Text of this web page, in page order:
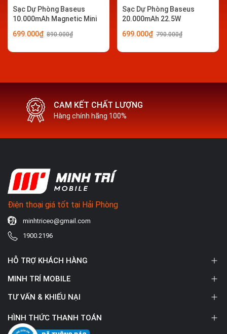
Sạc Dự Phòng Baseus
10.000mAh Magnetic Mini
699.000₫ 890.000₫
Sạc Dự Phòng Baseus
20.000mAh 22.5W
699.000₫ 790.000₫
CAM KẾT CHẤT LƯỢNG
Hàng chính hãng 100%
Điện thoại giá tốt tại Hải Phòng
minhtriceo@gmail.com
1900.2196
HỖ TRỢ KHÁCH HÀNG
MINH TRÍ MOBILE
TƯ VẤN & KHIẾU NẠI
HÌNH THỨC THANH TOÁN